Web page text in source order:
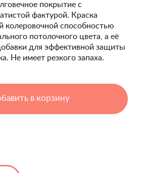
покрытие с
фактурой. Краска
колеровочной способностью
потолочного цвета, а её
для эффективной защиты
Не имеет резкого запаха.
в корзину